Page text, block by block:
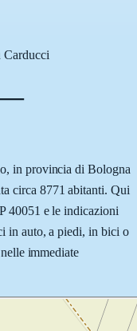
Carducci
in provincia di Bologna
circa 8771 abitanti. Qui
40051 e le indicazioni
in auto, a piedi, in bici o
immediate